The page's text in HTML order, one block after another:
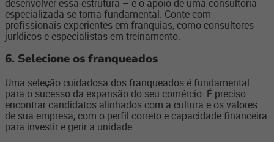
desenvolver essa estrutura – e o apoio de uma consultoria
especializada se torna fundamental. Conte com
profissionais experientes em franquias, como consultores
jurídicos e especialistas em treinamento.
6. Selecione os franqueados
Uma seleção cuidadosa dos franqueados é fundamental
para o sucesso da expansão do seu comércio. É preciso
encontrar candidatos alinhados com a cultura e os valores
de sua empresa, com o perfil correto e capacidade financeira
para investir e gerir a unidade.